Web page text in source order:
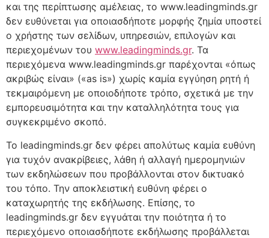
και της περίπτωσης αμέλειας, το www.leadingminds.gr
δεν ευθύνεται για οποιασδήποτε μορφής ζημία υποστεί
ο χρήστης των σελίδων, υπηρεσιών, επιλογών και
περιεχομένων του www.leadingminds.gr. Τα
περιεχόμενα www.leadingminds.gr παρέχονται «όπως
ακριβώς είναι» («as is») χωρίς καμία εγγύηση ρητή ή
τεκμαιρόμενη με οποιοδήποτε τρόπο, σχετικά με την
εμπορευσιμότητα και την καταλληλότητα τους για
συγκεκριμένο σκοπό.
Το leadingminds.gr δεν φέρει απολύτως καμία ευθύνη
για τυχόν ανακρίβειες, λάθη ή αλλαγή ημερομηνιών
των εκδηλώσεων που προβάλλονται στον δικτυακό
του τόπο. Την αποκλειστική ευθύνη φέρει ο
καταχωρητής της εκδήλωσης. Επίσης, το
leadingminds.gr δεν εγγυάται την ποιότητα ή το
περιεχόμενο οποιασδήποτε εκδήλωσης προβάλλεται